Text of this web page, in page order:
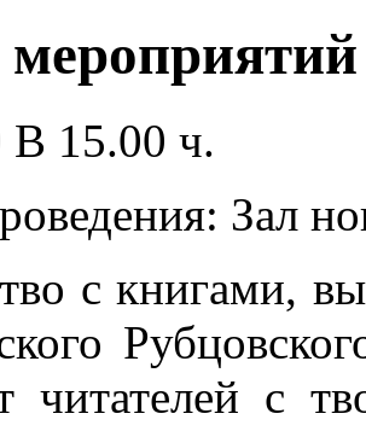
В 15.00 ч.
Зал
с книгами,
читателей с